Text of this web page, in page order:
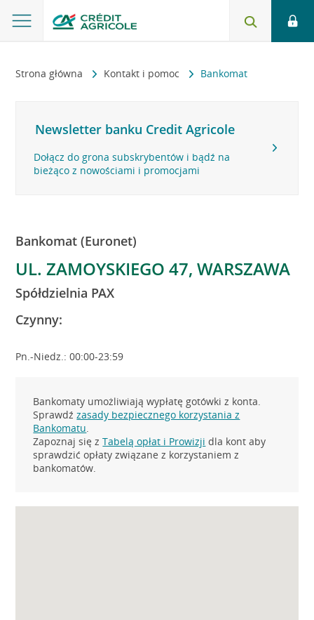
Strona główna Kontakt i pomoc Bankomat
Newsletter banku Credit Agricole
Dołącz do grona subskrybentów i bądź na
bieżąco z nowościami i promocjami
Bankomat (Euronet)
UL. ZAMOYSKIEGO 47, WARSZAWA
Spółdzielnia PAX
Czynny:
Pn.-Niedz.: 00:00-23:59
Bankomaty umożliwiają wypłatę gotówki z konta.
Sprawdźzasady bezpiecznego korzystania z
Bankomatu.
Zapoznaj się zTabelą opłat i Prowizji dla kont aby
sprawdzić opłaty związane z korzystaniem z
bankomatów.